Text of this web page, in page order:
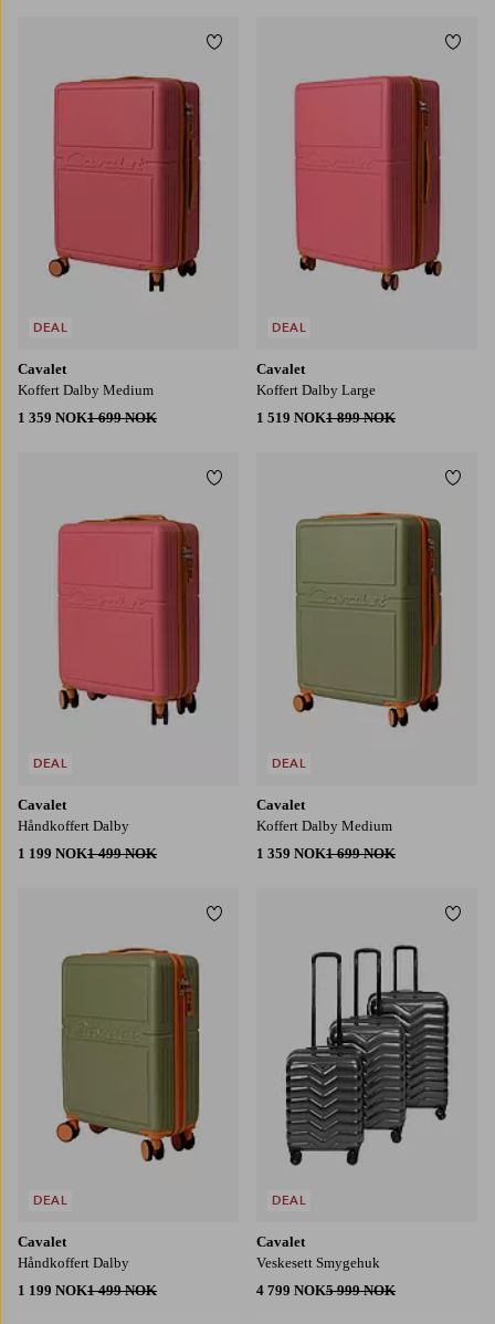
Cavalet
Koffert Dalby Medium
1 359 NOK1 699 NOK
DEAL
Legg til favoritter
Cavalet
Koffert Dalby Large
1 519 NOK1 899 NOK
DEAL
Cavalet
Håndkoffert Dalby
1 199 NOK1 499 NOK
DEAL
Legg til favoritter
Cavalet
Koffert Dalby Medium
1 359 NOK1 699 NOK
DEAL
Cavalet
Håndkoffert Dalby
1 199 NOK1 499 NOK
DEAL
Legg til favoritter
Cavalet
Veskesett Smygehuk
4 799 NOK5 999 NOK
DEAL